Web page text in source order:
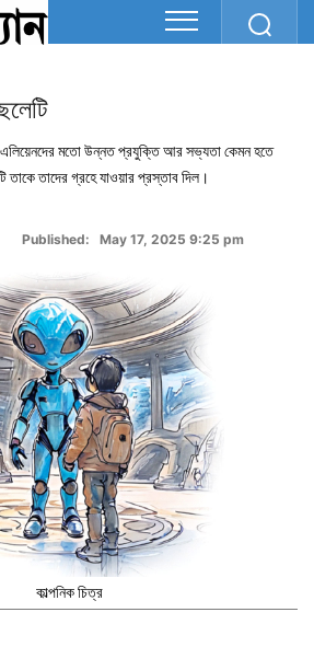
মতো উন্নত প্রযুক্তি আর সভ্যতা কেমন হতে
তাকে তাদের গ্রহে যাওয়ার প্রস্তাব দিল।
Published: May 17, 2025 9:25 pm
কাল্পনিক চিত্র